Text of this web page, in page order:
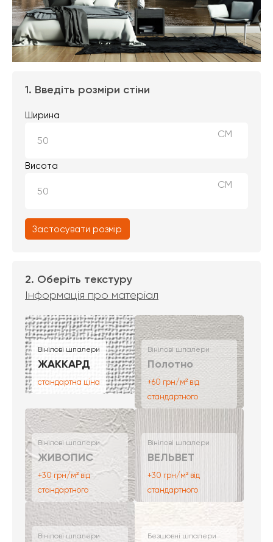
1. Введіть розміри стіни
Ширина
СМ
Висота
СМ
Застосувати розмір
2. Оберіть текстуру
Інформація про матеріал
Вінілові шпалери
ЖАККАРД
стандартна ціна
Вінілові шпалери
Полотно
+60 грн/м² від
стандартного
Вінілові шпалери
ЖИВОПИС
+30 грн/м² від
стандартного
Вінілові шпалери
ВЕЛЬВЕТ
+30 грн/м² від
стандартного
Вінілові шпалери Безшовні шпалери